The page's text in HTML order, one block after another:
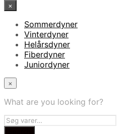
×
Sommerdyner
Vinterdyner
Helårsdyner
Fiberdyner
Juniordyner
×
What are you looking for?